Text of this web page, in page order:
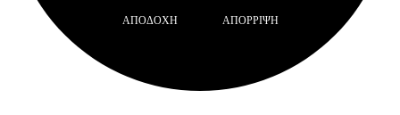
ΑΠΟΔΟΧΉ ΑΠΌΡΡΙΨΗ